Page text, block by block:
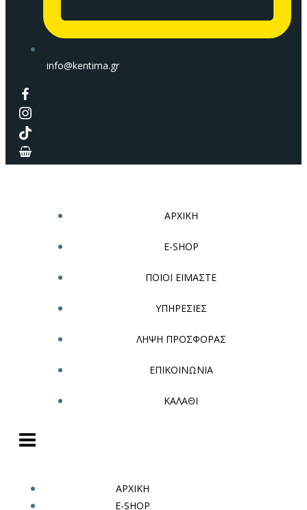
info@kentima.gr
ΑΡΧΙΚΗ
E-SHOP
ΠΟΙΟΙ ΕΙΜΑΣΤΕ
ΥΠΗΡΕΣΙΕΣ
ΛΗΨΗ ΠΡΟΣΦΟΡΑΣ
ΕΠΙΚΟΙΝΩΝΙΑ
ΚΑΛΑΘΙ
ΑΡΧΙΚΗ
E-SHOP